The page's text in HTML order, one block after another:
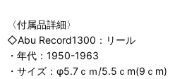
〈付属品詳細〉
◇Abu Record1300：リール
・年代：1950-1963
・サイズ：φ5.7ｃｍ/5.5ｃm(9ｃm)